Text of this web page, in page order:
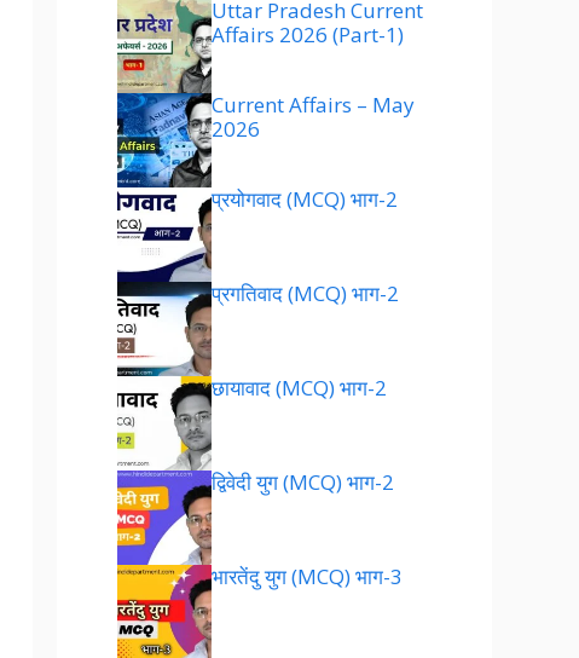
Uttar Pradesh Current
Affairs 2026 (Part-1)
Current Affairs – May
2026
प्रयोगवाद (MCQ) भाग-2
प्रगतिवाद (MCQ) भाग-2
छायावाद (MCQ) भाग-2
द्विवेदी युग (MCQ) भाग-2
भारतेंदु युग (MCQ) भाग-3